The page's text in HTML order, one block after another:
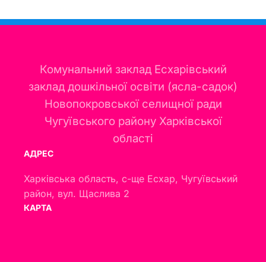
Комунальний заклад Есхарівський
заклад дошкільної освіти (ясла-садок)
Новопокровської селищної ради
Чугуївського району Харківської
області
АДРЕС
Харківська область, с-ще Есхар, Чугуївський
район, вул. Щаслива 2
КАРТА